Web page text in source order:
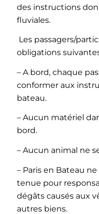
des instructions
fluviales.
Les passagers/
obligations
– A bord, chaque
conformer aux
bateau.
– Aucun matériel
bord.
– Aucun animal ne
– Paris en Bateau
tenue pour
dégâts causés aux
autres biens.